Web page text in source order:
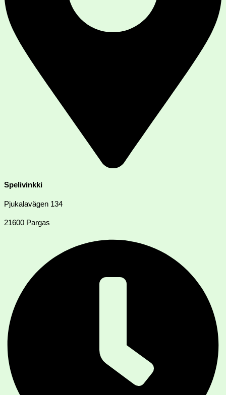
Spelivinkki
Pjukalavägen 134
21600 Pargas